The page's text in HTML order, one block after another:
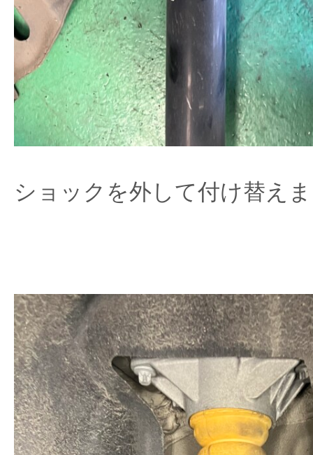
ショックを外して付け替え